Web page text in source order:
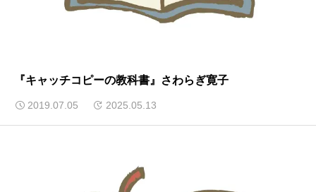
『キャッチコピーの教科書』さわらぎ寛子
2019.07.05 2025.05.13